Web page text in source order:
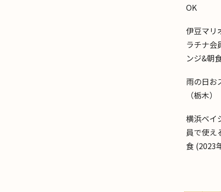
OK
伊豆マリ
ラチナ会
ンジ&朝
雨の日お
（栃木）
横浜ベイ
員で使え
食 (2023